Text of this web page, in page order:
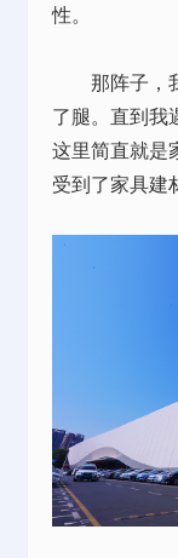
性。
那阵子，我
了腿。直到我
这里简直就是
受到了家具建